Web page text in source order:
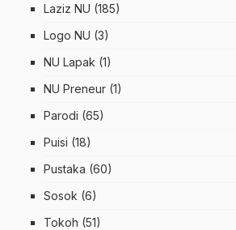
Laziz NU (185)
Logo NU (3)
NU Lapak (1)
NU Preneur (1)
Parodi (65)
Puisi (18)
Pustaka (60)
Sosok (6)
Tokoh (51)